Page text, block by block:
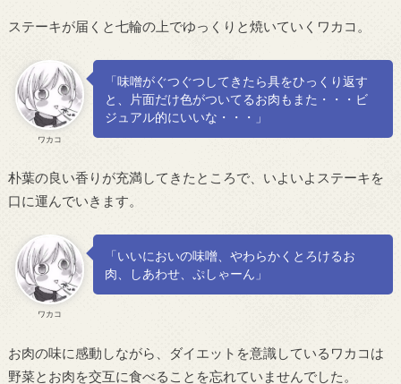
ステーキが届くと七輪の上でゆっくりと焼いていくワカコ。
ワカコ
「味噌がぐつぐつしてきたら具をひっくり返す
と、片面だけ色がついてるお肉もまた・・・ビ
ジュアル的にいいな・・・」
朴葉の良い香りが充満してきたところで、いよいよステーキを
口に運んでいきます。
ワカコ
「いいにおいの味噌、やわらかくとろけるお
肉、しあわせ、ぷしゃーん」
お肉の味に感動しながら、ダイエットを意識しているワカコは
野菜とお肉を交互に食べることを忘れていませんでした。